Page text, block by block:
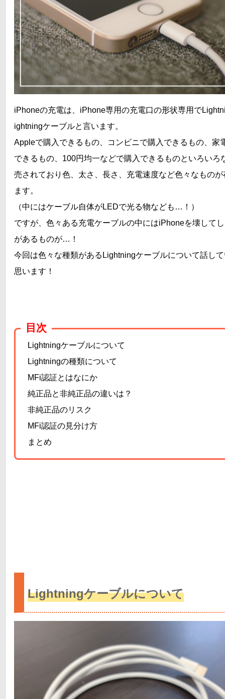
iPhoneの充電は、iPhone専用の充電口の形状専用で
ightningケーブルと言います。
Appleで購入できるもの、コンビニで購入できるもの、家
できるもの、100円均一などで購入できるものといろいろ
売されており色、太さ、長さ、充電速度など色々なもの
ます。
（中にはケーブル自体がLEDで光る物なども…！）
ですが、色々ある充電ケーブルの中にはiPhoneを壊して
があるものが…！
今回は色々な種類があるLightningケーブルについて話し
思います！
目次
Lightningケーブルについて
Lightningの種類について
MFi認証とはなにか
純正品と非純正品の違いは？
非純正品のリスク
MFi認証の見分け方
まとめ
Lightningケーブルについて